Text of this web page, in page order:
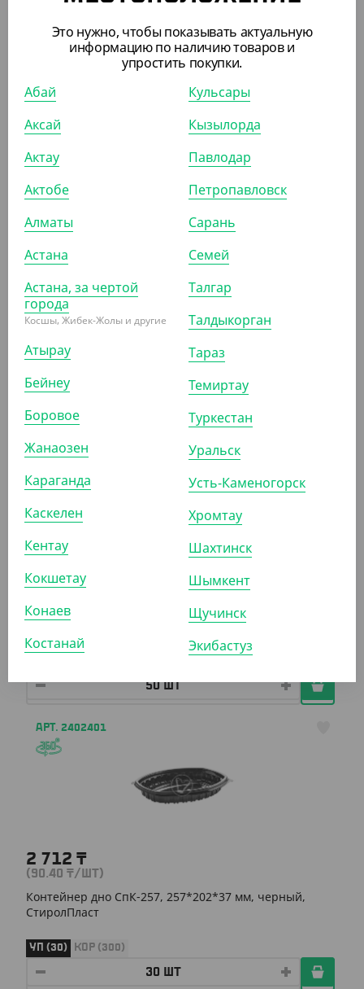
СООБЩИТЬ О ПОСТУПЛЕНИИ
АРТ. 21121
3 980₸
(79.60₸/ШТ)
Контейнер (ланч-бокс) СпК-230, 700 мл, черный,
3 980₸
(79.60₸/ШТ)
Контейнер (ланч-бокс) СпК-230 без крышки, 700 мл,
черный
АРТ. 2402401
2 712 ₸
(90.40 ₸/ШТ)
Контейнер дно СпК-257, 257*202*37 мм, черный,
СтиролПласт
УП (30) КОР (300)
Это нужно, чтобы показывать актуальную
информацию по наличию товаров и
упростить покупки.
Абай
Аксай
Актау
Актобе
Алматы
Астана
Астана, за чертой
города
Косшы, Жибек-Жолы и другие
Атырау
Бейнеу
Боровое
Жанаозен
Караганда
Каскелен
Кентау
Кокшетау
Конаев
Костанай
Кульсары
Кызылорда
Павлодар
Петропавловск
Сарань
Семей
Талгар
Талдыкорган
Тараз
Темиртау
Туркестан
Уральск
Усть-Каменогорск
Хромтау
Шахтинск
Шымкент
Щучинск
Экибастуз